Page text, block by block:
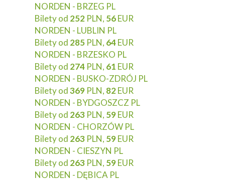
NORDEN - BRZEG PL
Bilety od 252 PLN, 56EUR
NORDEN - LUBLIN PL
Bilety od 285 PLN, 64EUR
NORDEN - BRZESKO PL
Bilety od 274 PLN, 61 EUR
NORDEN - BUSKO-ZDRÓJ PL
Bilety od369 PLN, 82EUR
NORDEN - BYDGOSZCZ PL
Bilety od 263 PLN, 59EUR
NORDEN - CHORZÓW PL
Bilety od 263 PLN, 59EUR
NORDEN - CIESZYN PL
Bilety od 263 PLN, 59EUR
NORDEN - DĘBICA PL